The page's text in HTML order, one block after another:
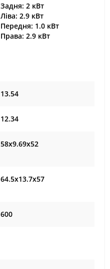
Задня: 2 кВт
Ліва: 2.9 кВт
Передня: 1.0 кВт
Права: 2.9 кВт
13.54
12.34
58x9.69x52
64.5x13.7x57
600